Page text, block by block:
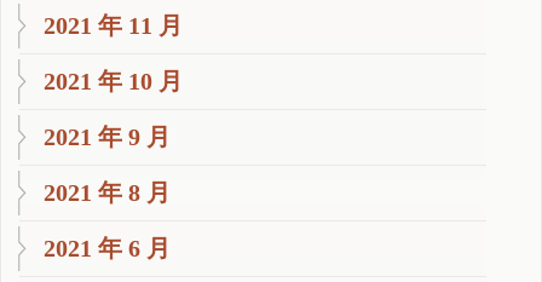
2021 年 11 月
2021 年 10 月
2021 年 9 月
2021 年 8 月
2021 年 6 月